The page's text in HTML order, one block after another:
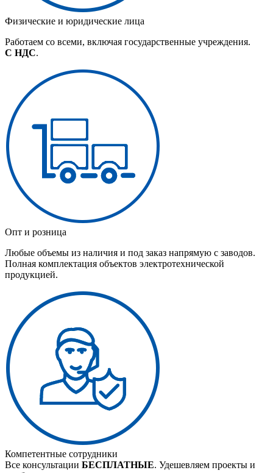
Физические и юридические лица
Работаем со всеми, включая государственные учреждения.
С НДС.
Опт и розница
Любые объемы из наличия и под заказ напрямую с заводов.
Полная комплектация объектов электротехнической
продукцией.
Компетентные сотрудники
Все консультации БЕСПЛАТНЫЕ. Удешевляем проекты и